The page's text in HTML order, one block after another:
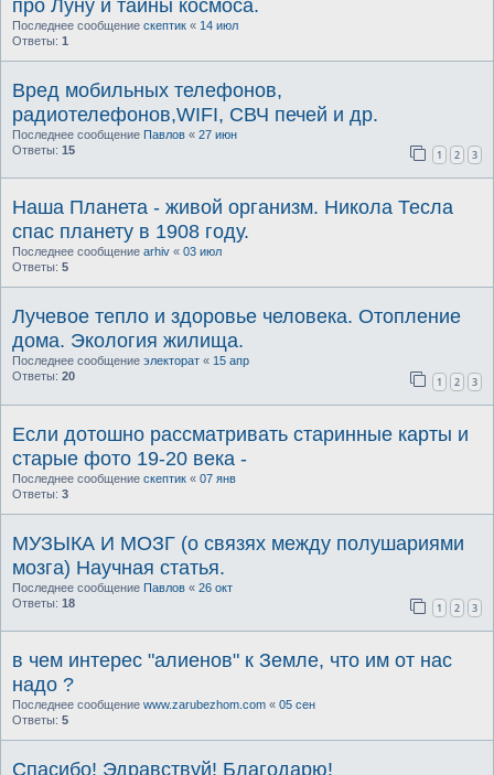
про Луну и тайны космоса.
Последнее сообщение скептик « 14 июл
Ответы: 1
Вред мобильных телефонов,
радиотелефонов,WIFI, СВЧ печей и др.
Последнее сообщение Павлов « 27 июн
Ответы: 15 1 2 3
Наша Планета - живой организм. Никола Тесла
спас планету в 1908 году.
Последнее сообщение arhiv « 03 июл
Ответы: 5
Лучевое тепло и здоровье человека. Отопление
дома. Экология жилища.
Последнее сообщение электорат « 15 апр
Ответы: 20 1 2 3
Если дотошно рассматривать старинные карты и
старые фото 19-20 века -
Последнее сообщение скептик « 07 янв
Ответы: 3
МУЗЫКА И МОЗГ (о связях между полушариями
мозга) Научная статья.
Последнее сообщение Павлов « 26 окт
Ответы: 18 1 2 3
в чем интерес "алиенов" к Земле, что им от нас
надо ?
Последнее сообщение www.zarubezhom.com « 05 сен
Ответы: 5
Спасибо! Эдравствуй! Благодарю!